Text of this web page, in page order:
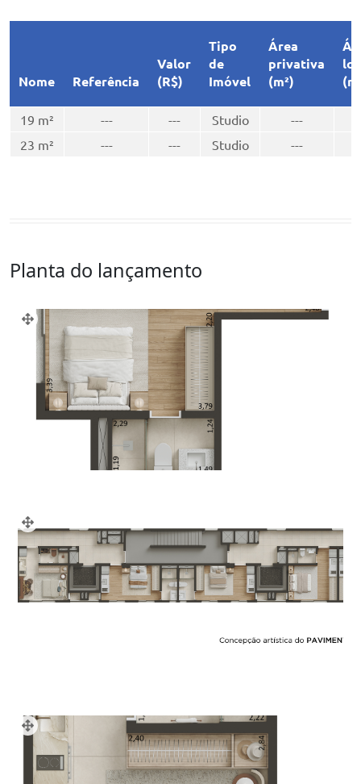
Nome Referência
Valor
(R$)
Tipo
de
Imóvel
Área
privativa
(m²)
19 m² --- --- Studio ---
23 m²
--- --- Studio ---
Planta do lançamento